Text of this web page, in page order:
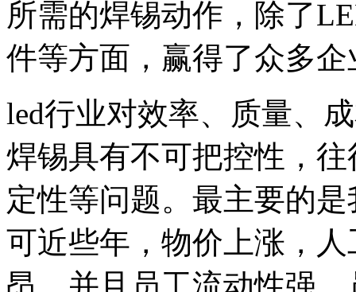
所需的焊锡动作，除了
件等方面，赢得了众多
led行业对效率、质量、
焊锡具有不可把控性，
定性等问题。最主要的
可近些年，物价上涨，